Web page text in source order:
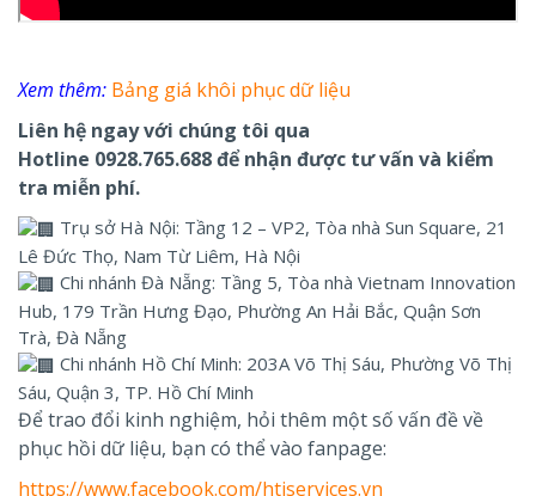
Xem thêm: Bảng giá khôi phục dữ liệu
Liên hệ ngay với chúng tôi qua
Hotline 0928.765.688 để nhận được tư vấn và kiểm
tra miễn phí.
Trụ sở Hà Nội: Tầng 12 – VP2, Tòa nhà Sun Square, 21
Lê Đức Thọ, Nam Từ Liêm, Hà Nội
Chi nhánh Đà Nẵng: Tầng 5, Tòa nhà Vietnam Innovation
Hub, 179 Trần Hưng Đạo, Phường An Hải Bắc, Quận Sơn
Trà, Đà Nẵng
Chi nhánh Hồ Chí Minh: 203A Võ Thị Sáu, Phường Võ Thị
Sáu, Quận 3, TP. Hồ Chí Minh
Để trao đổi kinh nghiệm, hỏi thêm một số vấn đề về
phục hồi dữ liệu, bạn có thể vào fanpage:
https://www.facebook.com/htiservices.vn